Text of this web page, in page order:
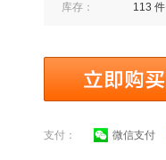
库存：
113 件
支付： 微信支付